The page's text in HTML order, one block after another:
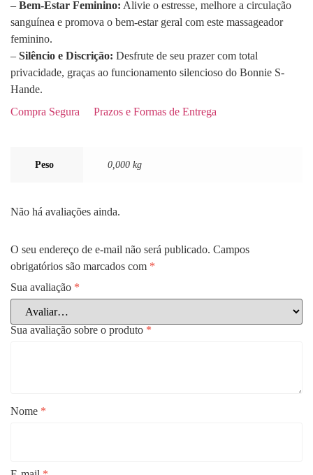
– Bem-Estar Feminino: Alivie o estresse, melhore a circulação
sanguínea e promova o bem-estar geral com este massageador
feminino.
– Silêncio e Discrição: Desfrute de seu prazer com total
privacidade, graças ao funcionamento silencioso do Bonnie S-
Hande.
Compra Segura
Prazos e Formas de Entrega
Peso 0,000 kg
Não há avaliações ainda.
O seu endereço de e-mail não será publicado. Campos
obrigatórios são marcados com *
Sua avaliação *
Sua avaliação sobre o produto *
Nome *